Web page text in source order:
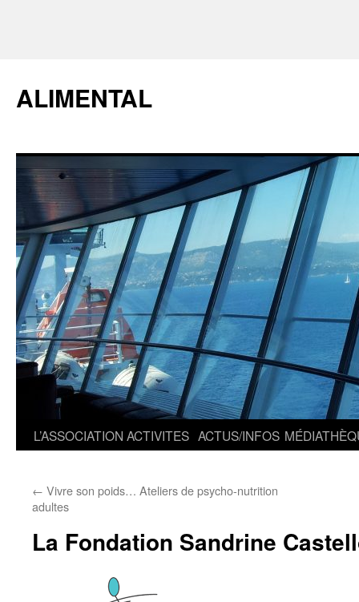
ALIMENTAL
L’ASSOCIATION ACTIVITES ACTUS/INFOS
← Vivre son poids… Ateliers de psycho-nutrition
adultes
La Fondation Sandrine